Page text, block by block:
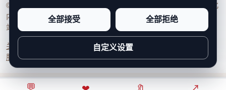
💬
这一说法迅速引发舆论争议。法国全国护士职业
联盟发言人阿穆鲁直言：“这解释根本说不通。”他表
示，不少护士甚至都是自己带风扇上班。在他看来，
无论移动空调还是普通电风扇，都只是普通家电，只
© 2026 新欧洲·欧洲头条. All Rights Reserved. 本网站持续优化
内容透明度、联系方式与用户权利说明，以提升品牌信任感和
站点完整度。
关于我们 编辑规范日期归档隐私政策
服务条款联系我们
全部接受 全部拒绝
自定义设置